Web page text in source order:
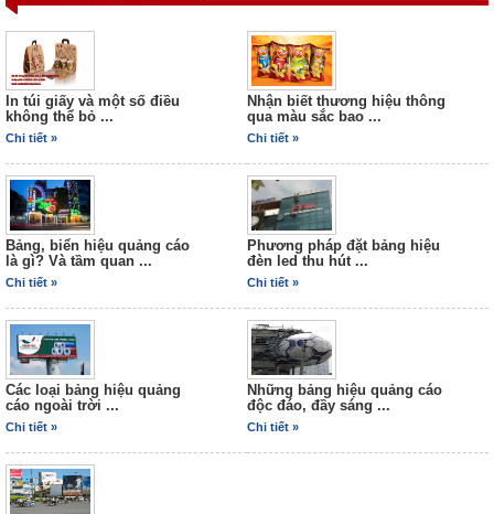
Bộ nhận dạng thương hiệu
05
Bộ nhận dạng thương hiệu
04
In túi giấy và một số điều
không thể bỏ ...
Chi tiết »
Nhận biết thương hiệu thông
qua màu sắc bao ...
Chi tiết »
Bảng, biển hiệu quảng cáo
là gì? Và tầm quan ...
Chi tiết »
Phương pháp đặt bảng hiệu
đèn led thu hút ...
Chi tiết »
Các loại bảng hiệu quảng
cáo ngoài trời ...
Chi tiết »
Những bảng hiệu quảng cáo
độc đáo, đầy sáng ...
Chi tiết »